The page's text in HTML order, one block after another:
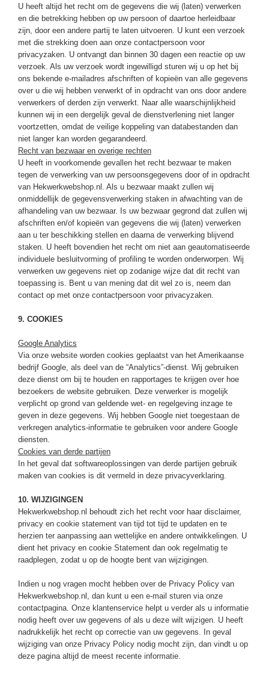
U heeft altijd het recht om de gegevens die wij (laten) verwerken
en die betrekking hebben op uw persoon of daartoe herleidbaar
zijn, door een andere partij te laten uitvoeren. U kunt een verzoek
met die strekking doen aan onze contactpersoon voor
privacyzaken. U ontvangt dan binnen 30 dagen een reactie op uw
verzoek. Als uw verzoek wordt ingewilligd sturen wij u op het bij
ons bekende e-mailadres afschriften of kopieën van alle gegevens
over u die wij hebben verwerkt of in opdracht van ons door andere
verwerkers of derden zijn verwerkt. Naar alle waarschijnlijkheid
kunnen wij in een dergelijk geval de dienstverlening niet langer
voortzetten, omdat de veilige koppeling van databestanden dan
niet langer kan worden gegarandeerd.
Recht van bezwaar en overige rechten
U heeft in voorkomende gevallen het recht bezwaar te maken
tegen de verwerking van uw persoonsgegevens door of in opdracht
van Hekwerkwebshop.nl. Als u bezwaar maakt zullen wij
onmiddellijk de gegevensverwerking staken in afwachting van de
afhandeling van uw bezwaar. Is uw bezwaar gegrond dat zullen wij
afschriften en/of kopieën van gegevens die wij (laten) verwerken
aan u ter beschikking stellen en daarna de verwerking blijvend
staken. U heeft bovendien het recht om niet aan geautomatiseerde
individuele besluitvorming of profiling te worden onderworpen. Wij
verwerken uw gegevens niet op zodanige wijze dat dit recht van
toepassing is. Bent u van mening dat dit wel zo is, neem dan
contact op met onze contactpersoon voor privacyzaken.
9. COOKIES
Google Analytics
Via onze website worden cookies geplaatst van het Amerikaanse
bedrijf Google, als deel van de “Analytics”-dienst. Wij gebruiken
deze dienst om bij te houden en rapportages te krijgen over hoe
bezoekers de website gebruiken. Deze verwerker is mogelijk
verplicht op grond van geldende wet- en regelgeving inzage te
geven in deze gegevens. Wij hebben Google niet toegestaan de
verkregen analytics-informatie te gebruiken voor andere Google
diensten.
Cookies van derde partijen
In het geval dat softwareoplossingen van derde partijen gebruik
maken van cookies is dit vermeld in deze privacyverklaring.
10. WIJZIGINGEN
Hekwerkwebshop.nl behoudt zich het recht voor haar disclaimer,
privacy en cookie statement van tijd tot tijd te updaten en te
herzien ter aanpassing aan wettelijke en andere ontwikkelingen. U
dient het privacy en cookie Statement dan ook regelmatig te
raadplegen, zodat u op de hoogte bent van wijzigingen.
Indien u nog vragen mocht hebben over de Privacy Policy van
Hekwerkwebshop.nl, dan kunt u een e-mail sturen via onze
contactpagina. Onze klantenservice helpt u verder als u informatie
nodig heeft over uw gegevens of als u deze wilt wijzigen. U heeft
nadrukkelijk het recht op correctie van uw gegevens. In geval
wijziging van onze Privacy Policy nodig mocht zijn, dan vindt u op
deze pagina altijd de meest recente informatie.